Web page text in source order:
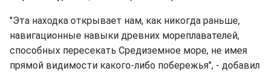
"Эта находка открывает нам, как никогда раньше,
навигационные навыки древних мореплавателей,
способных пересекать Средиземное море, не имея
прямой видимости какого-либо побережья", - добавил